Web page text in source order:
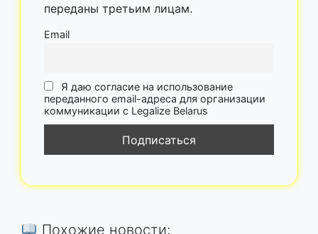
переданы третьим лицам.
Email
Я даю согласие на использование
переданного email-адреса для организации
коммуникации с Legalize Belarus
Похожие новости: